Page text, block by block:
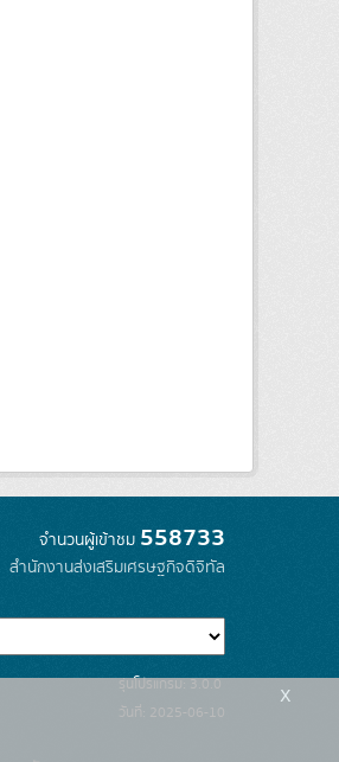
จำนวนผู้เข้าชม 558733
สำนักงานส่งเสริมเศรษฐกิจดิจิทัล
รุ่นโปรแกรม: 3.0.0
วันที่: 2025-06-10
x